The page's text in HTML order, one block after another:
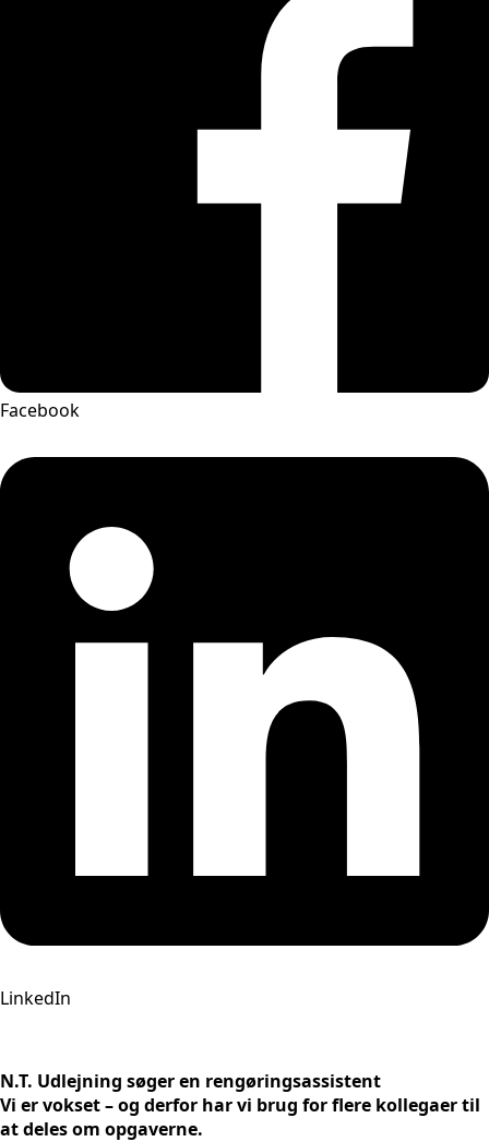
Facebook
LinkedIn
N.T. Udlejning søger en rengøringsassistent
Vi er vokset – og derfor har vi brug for flere kollegaer til
at deles om opgaverne.